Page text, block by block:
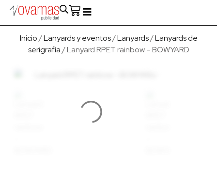
Inicio/Lanyards y eventos/Lanyards/Lanyards de
serigrafía/ Lanyard RPET rainbow – BOWYARD